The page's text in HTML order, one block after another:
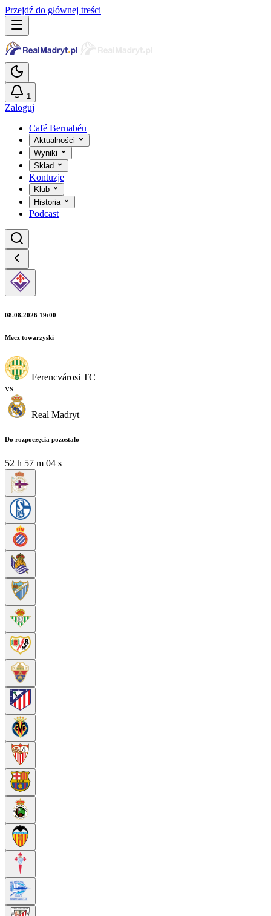
Przejdź do głównej treści
1
Zaloguj
Café Bernabéu
Aktualności
Wyniki
Skład
Kontuzje
Klub
Historia
Podcast
08.08.2026 19:00
Mecz towarzyski
Ferencvárosi TC
vs
Real Madryt
Do rozpoczęcia pozostało
52 h 57 m 04 s